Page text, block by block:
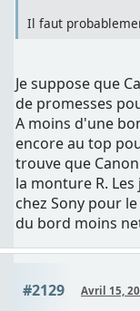
Il faut
Je suppose que
de promesses
A moins d'une
encore au top
trouve que
la monture R.
chez Sony pour
du bord moins
#2129 Avril 15,